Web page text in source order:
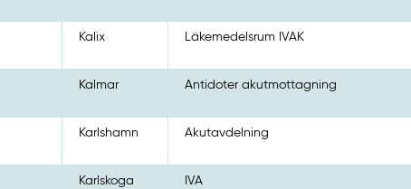
Kalix Läkemedelsrum IVAK
Kalmar Antidoter akutmottagning
Karlshamn Akutavdelning
Karlskoga IVA